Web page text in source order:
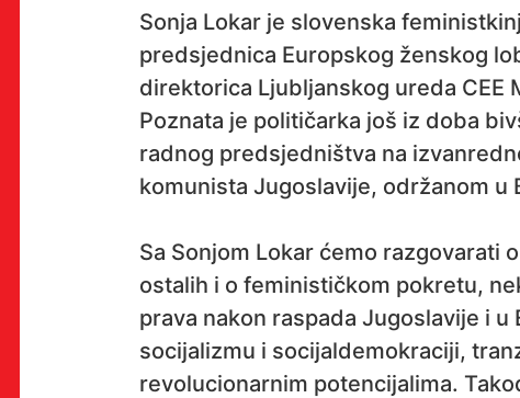
Multimedijalni institut
(net.kulturni klub MaMa)
Preradovićeva 18,
10000 Zagreb
Sonja Lokar je slovenska
predsjednica Europskog ženskog
direktorica Ljubljanskog ureda CEE
Poznata je političarka još iz doba
radnog predsjedništva na
komunista Jugoslavije, održanom u
Sa Sonjom Lokar ćemo razgovarati
ostalih i o feminističkom pokretu,
prava nakon raspada Jugoslavije i u
socijalizmu i socijaldemokraciji,
revolucionarnim potencijalima.